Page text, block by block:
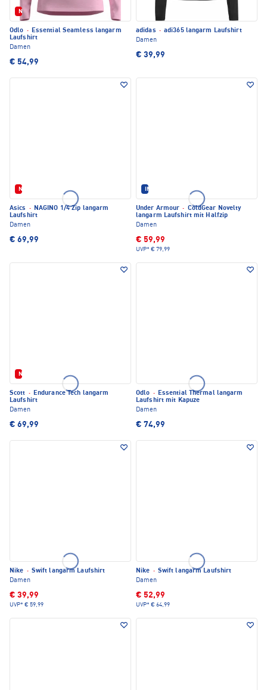
Neu
Odlo · Essential Seamless langarm
Laufshirt
Damen
€ 54,99
adidas · adi365 langarm Laufshirt
Damen
€ 39,99
Neu
Asics · NAGINO 1/4 Zip langarm
Laufshirt
Damen
€ 69,99
IM SET ERHÄLTLICH
Under Armour · ColdGear Novelty
langarm Laufshirt mit Halfzip
Damen
€ 59,99
UVP* € 79,99
Neu
Scott · Endurance Tech langarm
Laufshirt
Damen
€ 69,99
Odlo · Essential Thermal langarm
Laufshirt mit Kapuze
Damen
€ 74,99
Nike · Swift langarm Laufshirt
Damen
€ 39,99
UVP* € 59,99
Nike · Swift langarm Laufshirt
Damen
€ 52,99
UVP* € 64,99